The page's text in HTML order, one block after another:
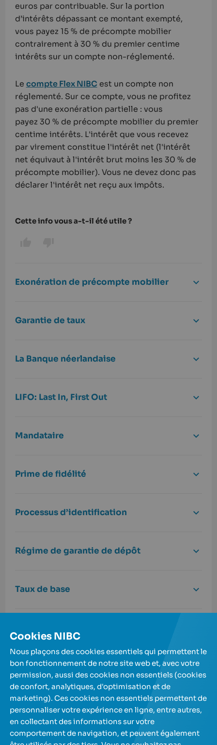
euros par contribuable. Sur la portion
d’intérêts dépassant ce montant exempté,
vous payez15 % de précompte mobilier
contrairement à 30 % du premier centime
intérêts sur un compte non-réglementé.
Le compte Flex NIBC est un compte non
réglementé. Sur ce compte, vous ne profitez
pas d'une exonération partielle : vous
payez 30 % de précompte mobilier du premier
centime intérêts. L'intérêt que vous recevez
par virement constitue l'intérêt net (l'intérêt
net équivaut à l'intérêt brut moins les 30 % de
précompte mobilier). Vous ne devez donc pas
déclarer l'intérêt net reçu aux impôts.
Cette info vous a-t-il été utile ?
Exonération de précompte mobilier
Garantie de taux
La Banque néerlandaise
LIFO: Last In, First Out
Mandataire
Prime de fidélité
Processus d’identification
Régime de garantie de dépôt
Taux de base
Nos comptes d'épargne
A propos de nous
Cookies NIBC
Nous plaçons des cookies essentiels qui permettent le
bon fonctionnement de notre site web et, avec votre
permission, aussi des cookies non essentiels (cookies
de confort, analytiques, d'optimisation et de
marketing). Ces cookies non essentiels permettent de
personnaliser votre expérience en ligne, entre autres,
en collectant des informations sur votre
comportement de navigation, et peuvent également